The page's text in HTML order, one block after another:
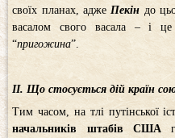
своїх планах, адже Пекін до
васалом свого васала – і
“пригожина”.
ІІ. Що стосується дій країн
Тим часом, на тлі путінської
начальників штабів США